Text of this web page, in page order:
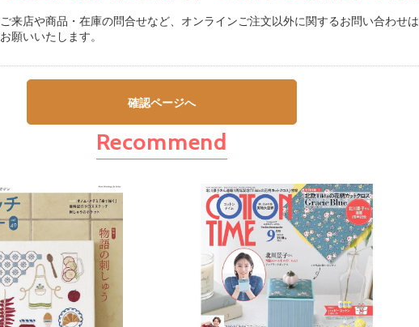
ご来店や商品・在庫の問合せなど、オンラインご注文以外に関するお問い合わせは
お願いいたします。
確認ページへ
Recommend